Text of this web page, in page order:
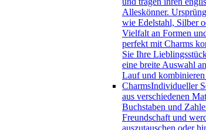
Alleskönner.
wie Edelstahl, Silber
Vielfalt an Formen
perfekt mit Charms
Sie Ihre
eine breite Auswahl
Lauf und
CharmsIndividueller
aus verschiedenen
Buchstaben und
Freundschaft und
auszutauschen oder